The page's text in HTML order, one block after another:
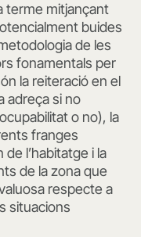
terme mitjançant
buides
de les
fonamentals per
la reiteració en el
adreça si no
o no), la
franges
de l’habitatge i la
de la zona que
respecte a
situacions